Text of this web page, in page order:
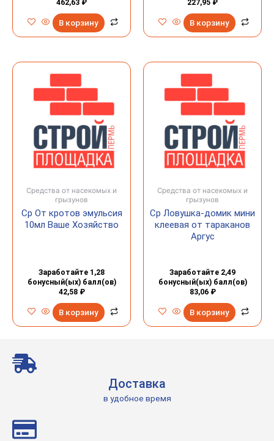
462,63 ₽
В корзину
227,95 ₽
В корзину
Средства от насекомых и
грызунов
Ср От кротов эмульсия
10мл Ваше Хозяйство
Заработайте 1,28
бонусный(ых) балл(ов)
42,58 ₽
В корзину
Средства от насекомых и
грызунов
Ср Ловушка-домик мини
клеевая от тараканов
Аргус
Заработайте 2,49
бонусный(ых) балл(ов)
83,06 ₽
В корзину
Доставка
в удобное время